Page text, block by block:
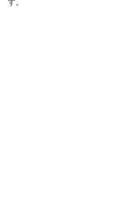
す。